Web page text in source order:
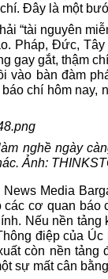
Đây là một
“tài nguyên
Pháp, Đức,
gay gắt, thậm
vào bàn đàm
chí hôm nay,
nghề ngày
Ảnh:
Media
cơ quan báo
Nếu nền
điệp của
còn nền
sự mất cân